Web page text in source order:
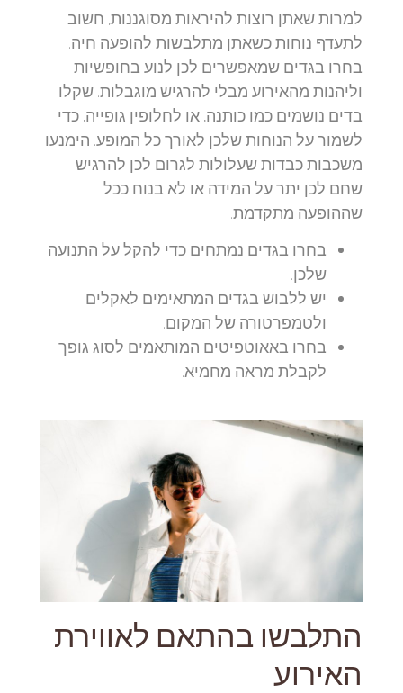
למרות שאתן רוצות להיראות מסוגננות, חשוב
לתעדף נוחות כשאתן מתלבשות להופעה חיה.
בחרו בגדים שמאפשרים לכן לנוע בחופשיות
וליהנות מהאירוע מבלי להרגיש מוגבלות. שקלו
בדים נושמים כמו כותנה, או לחלופין גופייה, כדי
לשמור על הנוחות שלכן לאורך כל המופע. הימנעו
משכבות כבדות שעלולות לגרום לכן להרגיש
שחם לכן יתר על המידה או לא בנוח ככל
שההופעה מתקדמת.
בחרו בגדים נמתחים כדי להקל על התנועה
שלכן.
יש ללבוש בגדים המתאימים לאקלים
ולטמפרטורה של המקום.
בחרו באאוטפיטים המותאמים לסוג גופך
לקבלת מראה מחמיא.
התלבשו בהתאם לאווירת
האירוע